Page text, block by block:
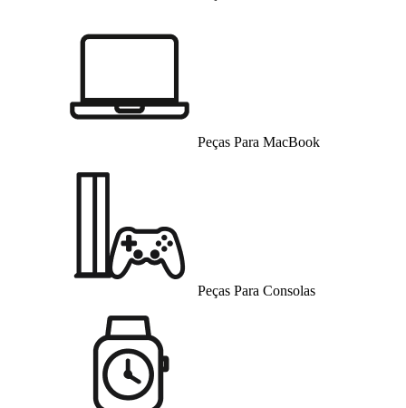
Peças Para MacBook
Peças Para Consolas